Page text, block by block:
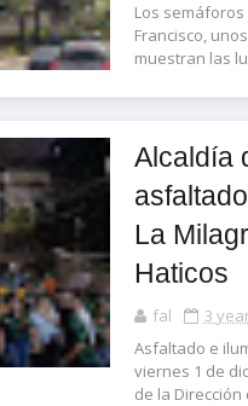
Los
Francisco,
muestran las
Alcaldía
La
Haticos
fal
3
Asfaltado e
viernes 1 de
de la Dirección